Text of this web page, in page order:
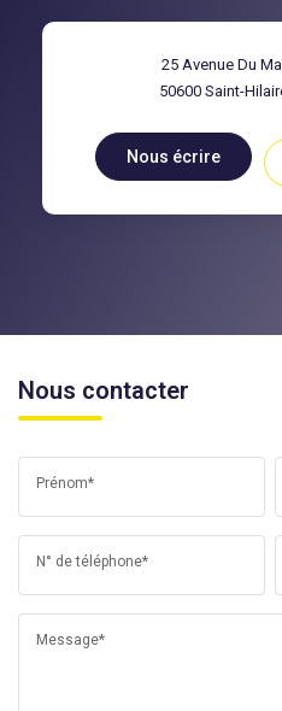
25 Avenue Du
50600 Saint-
Nous écrire
Nous contacter
Prénom*
N° de téléphone*
Message*